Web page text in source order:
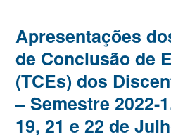
Apresentações
de Conclusão de
(TCEs) dos
– Semestre 2022-
19, 21 e 22 de